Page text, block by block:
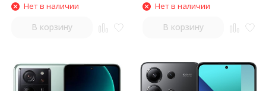
Нет в наличии
В корзину
Нет в наличии
В корзину